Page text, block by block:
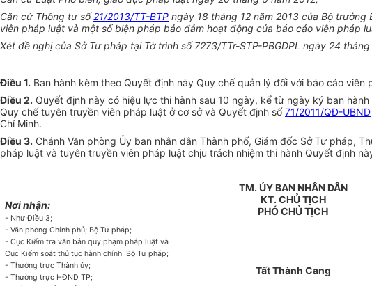
Căn cứ Thông tư số21/2013/TT-BTP ngày 18 tháng 12 năm 2013 của Bộ
viên pháp luật và một số biện pháp bảo đảm hoạt động của báo cáo viên pháp
Xét đề nghị của Sở Tư pháp tại Tờ trình số 7273/TTr-STP-PBGDPL ngày 24
Điều 1. Ban hành kèm theo Quyết định này Quy chế quản lý đối với báo cáo
Điều 2. Quyết định này có hiệu lực thi hành sau 10 ngày, kể từ ngày ký ban
Quy chế tuyên truyền viên pháp luật ở cơ sở và Quyết định số71/2011/QĐ-UBND
Chí Minh.
Điều 3. Chánh Văn phòng Ủy ban nhân dân Thành phố, Giám đốc Sở Tư pháp,
pháp luật và tuyên truyền viên pháp luật chịu trách nhiệm thi hành Quyết định
Nơi nhận:
- Như Điều 3;
- Văn phòng Chính phủ; Bộ Tư pháp;
- Cục Kiểm tra văn bản quy phạm pháp luật và
Cục Kiểm soát thủ tục hành chính, Bộ Tư pháp;
- Thường trực Thành ủy;
- Thường trực HĐND TP;
TM. ỦY BAN NHÂN DÂN
KT. CHỦ TỊCH
PHÓ CHỦ TỊCH
Tất Thành Cang